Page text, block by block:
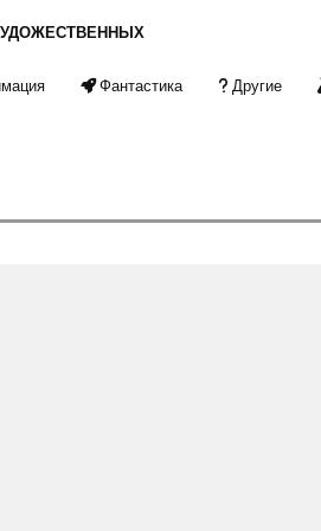
Фантастика Другие